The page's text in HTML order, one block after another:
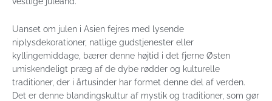
Uanset om julen i Asien fejres med lysende
niplysdekorationer, natlige gudstjenester eller
kyllingemiddage, bærer denne højtid i det fjerne Østen
umiskendeligt præg af de dybe rødder og kulturelle
traditioner, der i årtusinder har formet denne del af verden.
Det er denne blandingskultur af mystik og traditioner, som gør